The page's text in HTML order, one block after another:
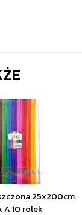
25x200cm
A 10 rolek